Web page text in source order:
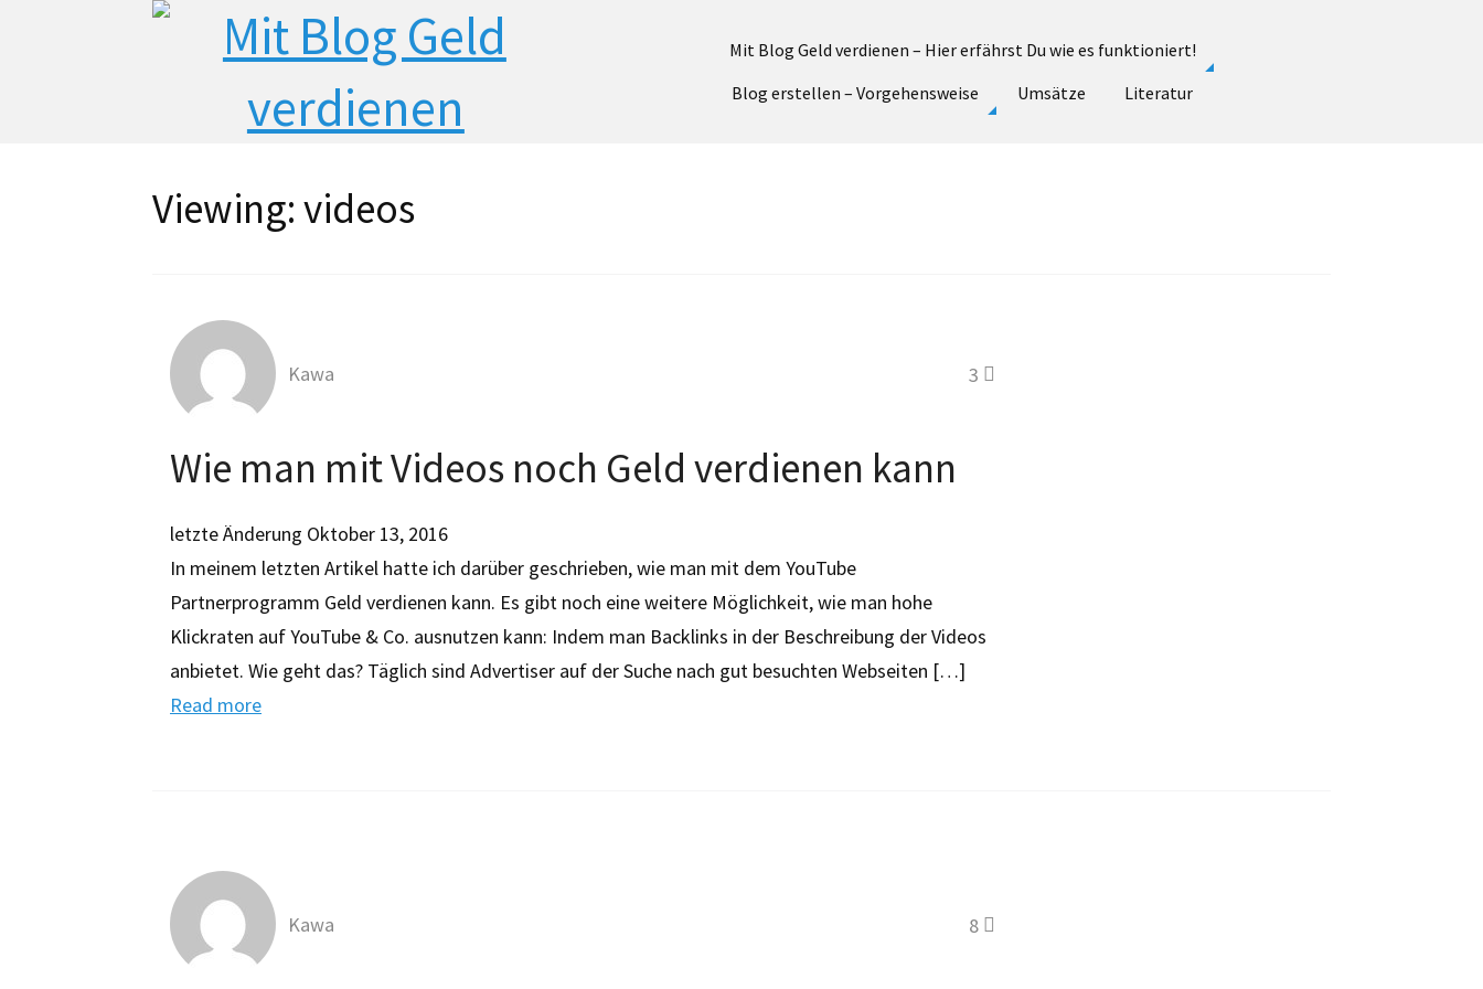
Mit Blog Geld verdienen – Hier erfährst Du wie es funktioniert!
Blog erstellen – Vorgehensweise
Umsätze Literatur
Viewing:videos
Kawa 3
Wie man mit Videos noch Geld verdienen kann
letzte Änderung Oktober 13, 2016
In meinem letzten Artikel hatte ich darüber geschrieben, wie man mit dem YouTube
Partnerprogramm Geld verdienen kann. Es gibt noch eine weitere Möglichkeit, wie man hohe
Klickraten auf YouTube & Co. ausnutzen kann: Indem man Backlinks in der Beschreibung der Videos
anbietet. Wie geht das? Täglich sind Advertiser auf der Suche nach gut besuchten Webseiten […]
Read more
Kawa 8